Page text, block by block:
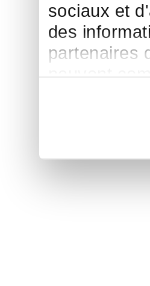
sociaux et
des
partenaires